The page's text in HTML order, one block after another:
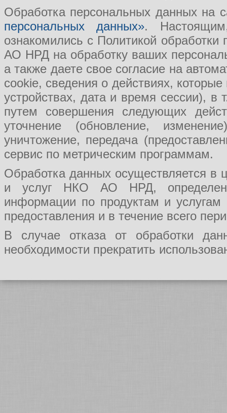
Обработка персональных данных на
персональных данных».
ознакомились с Политикой
АО НРД на обработку ваших
а также даете свое согласие на
cookie, сведения о действиях,
устройствах, дата и время сессии), в
путем совершения следующих
уточнение (обновление,
уничтожение, передача
сервис по метрическим программам.
Обработка данных осуществляется в
и услуг НКО АО НРД, определения
информации по продуктам и
предоставления и в течение всего
В случае отказа от обработки
необходимости прекратить